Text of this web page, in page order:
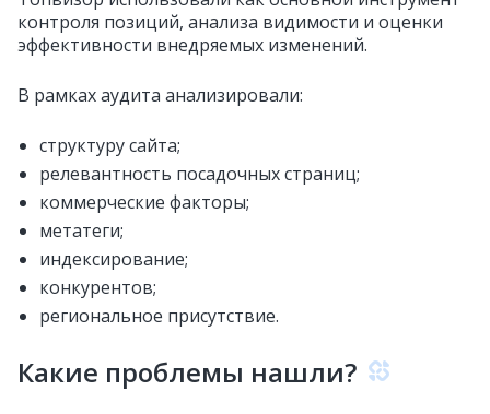
контроля позиций, анализа видимости и оценки
эффективности внедряемых изменений.
В рамках аудита анализировали:
структуру сайта;
релевантность посадочных страниц;
коммерческие факторы;
метатеги;
индексирование;
конкурентов;
региональное присутствие.
Какие проблемы нашли?